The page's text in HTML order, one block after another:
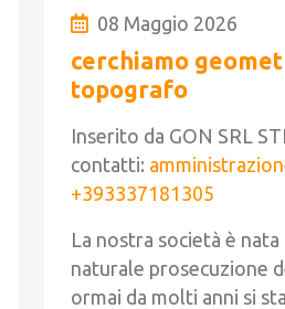
08 Maggio 2026
cerchiamo
topografo
Inserito da GON SRL
contatti:
+393337181305
La nostra società è
naturale prosecuzione
ormai da molti anni si